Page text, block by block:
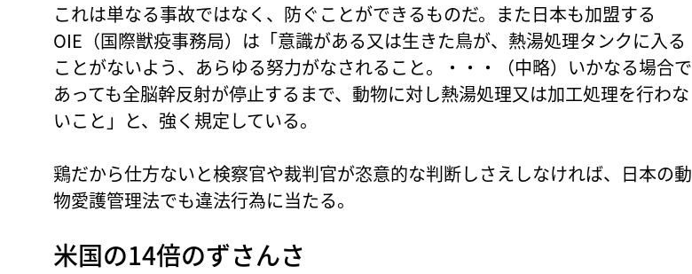
これは単なる事故ではなく、防ぐことができるものだ。また日本も加盟する
OIE（国際獣疫事務局）は「意識がある又は生きた鳥が、熱湯処理タンクに入る
ことがないよう、あらゆる努力がなされること。・・・（中略）いかなる場合で
あっても全脳幹反射が停止するまで、動物に対し熱湯処理又は加工処理を行わな
いこと」と、強く規定している。
鶏だから仕方ないと検察官や裁判官が恣意的な判断しさえしなければ、日本の動
物愛護管理法でも違法行為に当たる。
米国の14倍のずさんさ